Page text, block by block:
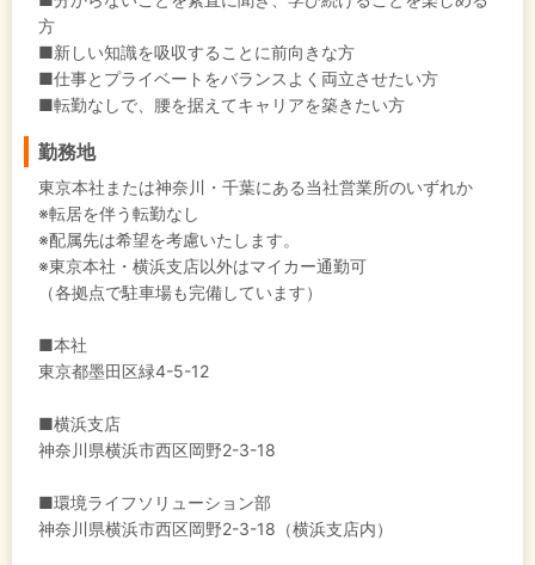
方
■新しい知識を吸収することに前向きな方
■仕事とプライベートをバランスよく両立させたい方
■転勤なしで、腰を据えてキャリアを築きたい方
勤務地
東京本社または神奈川・千葉にある当社営業所のいずれか
※転居を伴う転勤なし
※配属先は希望を考慮いたします。
※東京本社・横浜支店以外はマイカー通勤可
（各拠点で駐車場も完備しています）
■本社
東京都墨田区緑4-5-12
■横浜支店
神奈川県横浜市西区岡野2-3-18
■環境ライフソリューション部
神奈川県横浜市西区岡野2-3-18（横浜支店内）